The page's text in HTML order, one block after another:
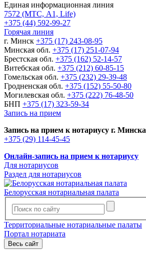
Единая информационная линия
7572 (МТС, A1, Life)
+375 (44) 592-99-27
Горячая линия
г. Минск +375 (17) 243-08-95
Минская обл. +375 (17) 251-07-94
Брестская обл. +375 (162) 52-14-57
Витебская обл. +375 (212) 60-85-15
Гомельская обл. +375 (232) 29-39-48
Гродненская обл. +375 (152) 55-50-80
Могилевская обл. +375 (222) 76-48-50
БНП +375 (17) 323-59-34
Запись на прием
Запись на прием к нотариусу г. Минска
+375 (29) 114-45-45
Онлайн-запись на прием к нотариусу
Для нотариусов
Раздел для нотариусов
Белорусская нотариальная палата
Территориальные нотариальные палаты
Портал нотариата
Весь сайт